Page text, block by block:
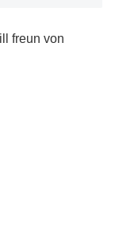
freun von